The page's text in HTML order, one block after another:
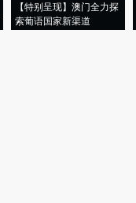
【特别呈现】澳门全力探
索葡语国家新渠道